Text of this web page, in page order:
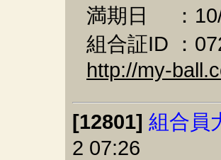
満期日 ：
組合証ID ：
http://my-
[12801] 組合員
2 07:26